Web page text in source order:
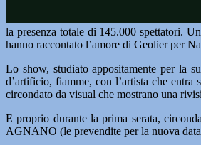
la presenza totale di 145.000 spettatori.
hanno raccontato l’amore di Geolier per
Lo show, studiato appositamente per la
d’artificio, fiamme, con l’artista che
circondato da visual che mostrano una
E proprio durante la prima serata,
AGNANO (le prevendite per la nuova